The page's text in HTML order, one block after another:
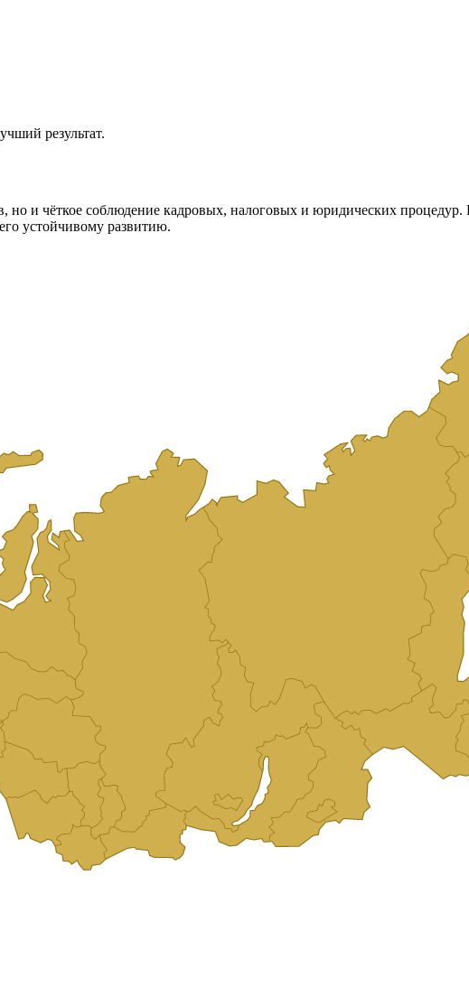
результат.
и чёткое соблюдение кадровых, налоговых и юридических
устойчивому развитию.